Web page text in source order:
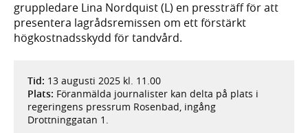
gruppledare Lina Nordquist (L) en pressträff för att
presentera lagrådsremissen om ett förstärkt
högkostnadsskydd för tandvård.
Tid: 13 augusti 2025 kl. 11.00
Plats: Föranmälda journalister kan delta på plats i
regeringens pressrum Rosenbad, ingång
Drottninggatan 1.